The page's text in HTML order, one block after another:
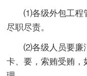
⑴各级外包工程管
尽职尽责。
⑵各级人员要廉洁
卡、要，索贿受贿，